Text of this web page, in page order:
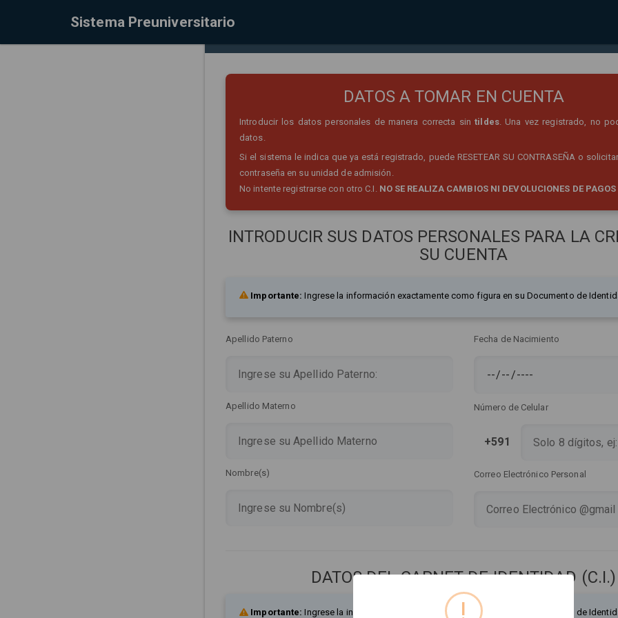
Sistema Preuniversitario
DATOS A TOMAR EN CUENTA
Introducir los datos personales de manera correcta sintildes. Una vez registrado, no
datos.
Si el sistema le indica que ya está registrado, puede RESETEAR SU CONTRASEÑA o
contraseña en su unidad de admisión.
No intente registrarse con otro C.I. NO SE REALIZA CAMBIOS NI DEVOLUCIONES DE
INTRODUCIR SUS DATOS PERSONALES PARA LA
SU CUENTA
Importante: Ingrese la información exactamente como figura en su Documento de
Apellido Paterno
Apellido Materno
Nombre(s)
Fecha de Nacimiento
Número de Celular
+591
Correo Electrónico Personal
DATOS DEL CARNET DE IDENTIDAD (C.I.)
Importante: Ingrese la información exactamente como figura en su Documento de
!